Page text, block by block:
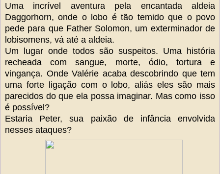
Uma incrível aventura pela encantada aldeia
Daggorhorn, onde o lobo é tão temido que o povo
pede para que Father Solomon, um exterminador de
lobisomens, vá até a aldeia.
Um lugar onde todos são suspeitos. Uma história
recheada com sangue, morte, ódio, tortura e
vingança. Onde Valérie acaba descobrindo que tem
uma forte ligação com o lobo, aliás eles são mais
parecidos do que ela possa imaginar. Mas como isso
é possível?
Estaria Peter, sua paixão de infância envolvida
nesses ataques?